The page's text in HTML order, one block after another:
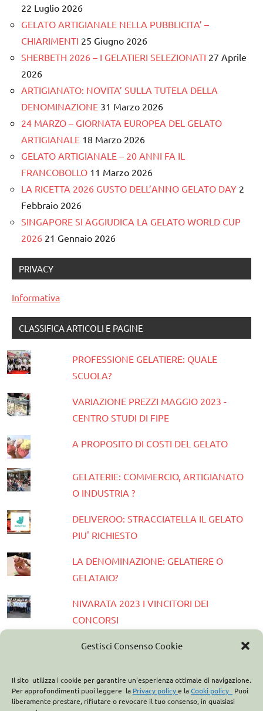
Gestisci Consenso Cookie
Il sito utilizza i cookie per garantire un'esperienza ottimale di navigazione.
Per approfondimenti puoi leggere la Privacy policye laCooki policy
Puoi
liberamente prestare, rifiutare o revocare il tuo consenso, in qualsiasi
22 Luglio 2026
GELATO ARTIGIANALE NELLA PUBBLICITA’ –
CHIARIMENTI 25 Giugno 2026
SHERBETH 2026 – I GELATIERI SELEZIONATI 27 Aprile
2026
ARTIGIANATO: NOVITA’ SULLA TUTELA DELLA
DENOMINAZIONE 31 Marzo 2026
24 MARZO – GIORNATA EUROPEA DEL GELATO
ARTIGIANALE 18 Marzo 2026
GELATO ARTIGIANALE – 20 ANNI FA IL
FRANCOBOLLO 11 Marzo 2026
LA RICETTA 2026 GUSTO DELL’ANNO GELATO DAY 2
Febbraio 2026
SINGAPORE SI AGGIUDICA LA GELATO WORLD CUP
2026 21 Gennaio 2026
PRIVACY
Informativa
CLASSIFICA ARTICOLI E PAGINE
PROFESSIONE GELATIERE: QUALE
SCUOLA?
VARIAZIONE PREZZI MAGGIO 2023 -
CENTRO STUDI DI FIPE
A PROPOSITO DI COSTI DEL GELATO
GELATERIE: COMMERCIO, ARTIGIANATO
O INDUSTRIA ?
DELIVEROO: STRACCIATELLA IL GELATO
PIU' RICHIESTO
LA DENOMINAZIONE: GELATIERE O
GELATAIO?
NIVARATA 2023 I VINCITORI DEI
CONCORSI
PRESENTATA LA GUIDA GELATERIE
ASSOCIAZIONE ITALIANA GELATIERI:
CASA OPTIMA PARTNER